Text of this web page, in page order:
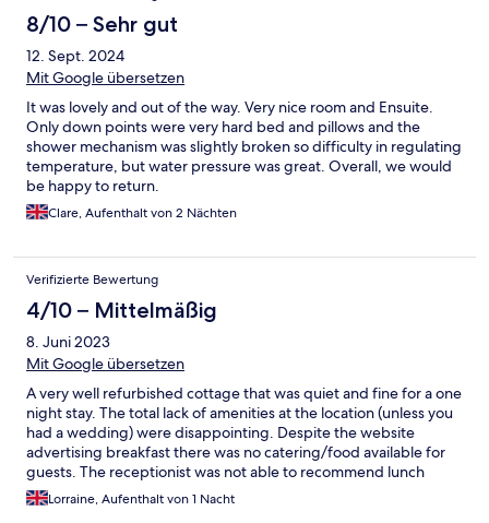
8/10 – Sehr gut
12. Sept. 2024
Mit Google übersetzen
It was lovely and out of the way. Very nice room and Ensuite.
Only down points were very hard bed and pillows and the
shower mechanism was slightly broken so difficulty in regulating
temperature, but water pressure was great. Overall, we would
be happy to return.
Clare, Aufenthalt von 2 Nächten
Verifizierte Bewertung
4/10 – Mittelmäßig
8. Juni 2023
Mit Google übersetzen
A very well refurbished cottage that was quiet and fine for a one
night stay. The total lack of amenities at the location (unless you
had a wedding) were disappointing. Despite the website
advertising breakfast there was no catering/food available for
guests. The receptionist was not able to recommend lunch
options/restaurants. The customer service was very poor - polite
but handed us a key and that was it on arrival. The lock was
Lorraine, Aufenthalt von 1 Nacht